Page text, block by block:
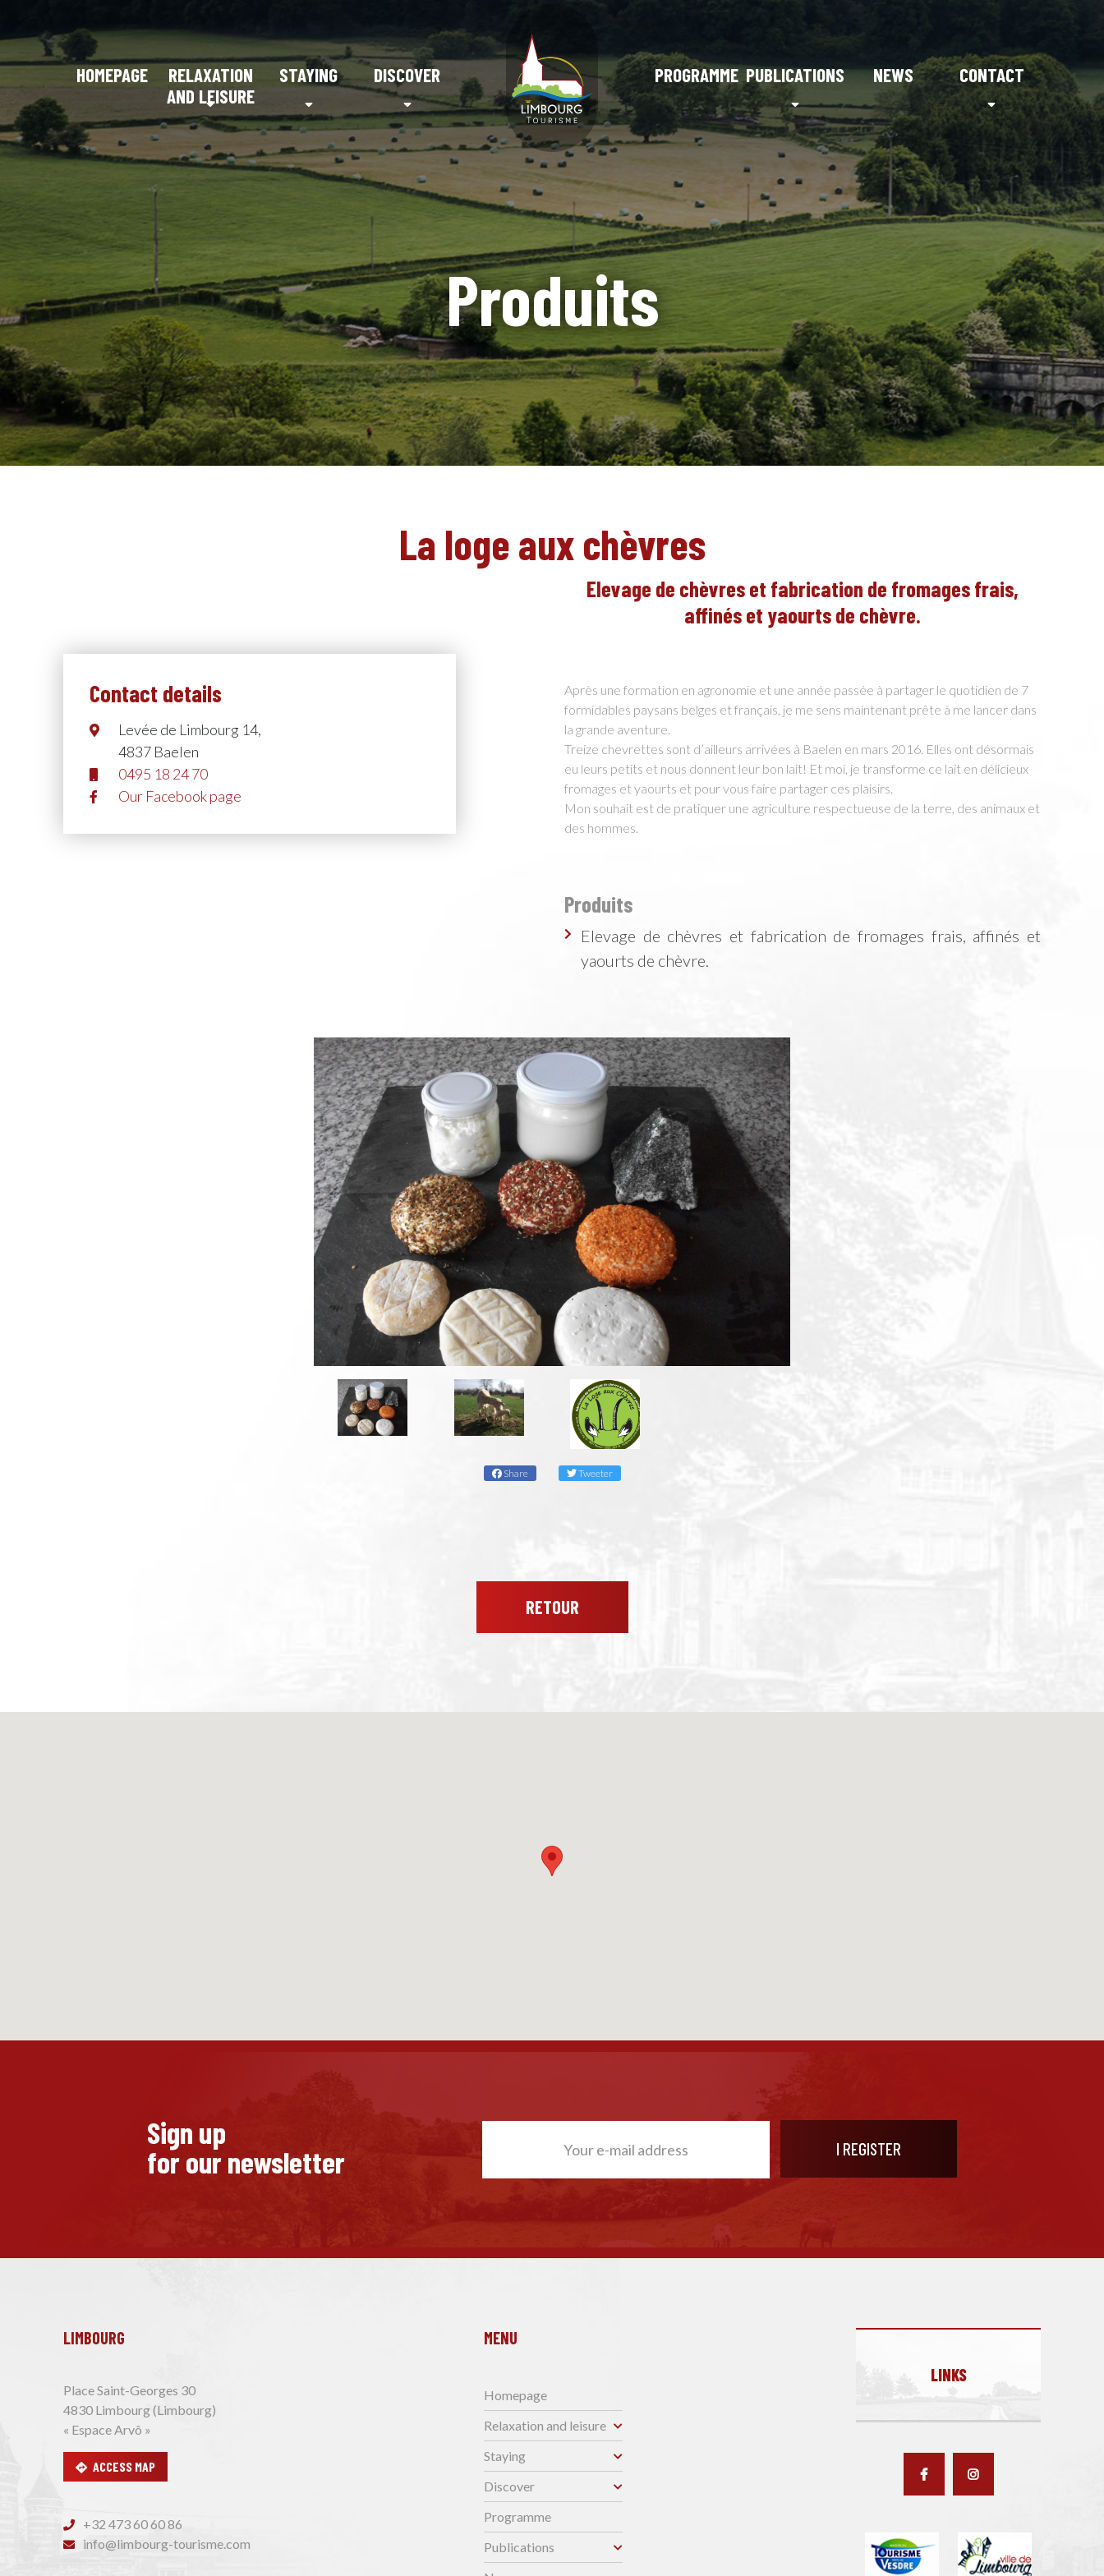
HOMEPAGE
RELAXATION
AND LEISURE
STAYING DISCOVER PROGRAMME PUBLICATIONS NEWS CONTACT
Produits
La loge aux chèvres
Share Tweeter
Elevage de chèvres et fabrication de fromages frais,
affinés et yaourts de chèvre.
Après une formation en agronomie et une année passée à partager le quotidien de 7
formidables paysans belges et français, je me sens maintenant prête à me lancer dans
la grande aventure.
Treize chevrettes sont d’ailleurs arrivées à Baelen en mars 2016. Elles ont désormais
eu leurs petits et nous donnent leur bon lait! Et moi, je transforme ce lait en délicieux
fromages et yaourts et pour vous faire partager ces plaisirs.
Mon souhait est de pratiquer une agriculture respectueuse de la terre, des animaux et
des hommes.
Produits
Elevage de chèvres et fabrication de fromages frais, affinés et
yaourts de chèvre.
Contact details
Levée de Limbourg 14,
4837 Baelen
0495 18 24 70
Our Facebook page
RETOUR
Sign up
for our newsletter
LIMBOURG
Place Saint-Georges 30
4830 Limbourg (Limbourg)
« Espace Arvô »
ACCESS MAP
+32 473 60 60 86
info@limbourg-tourisme.com
MENU
Homepage
Relaxation and leisure
Staying
Discover
Programme
Publications
LINKS